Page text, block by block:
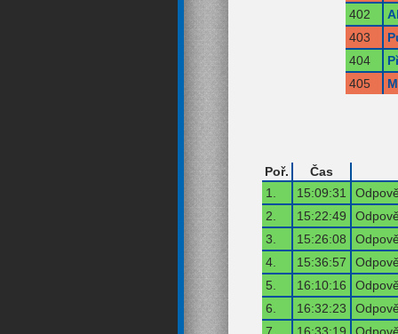
402
403
404
405
Poř.
Čas
1.
15:09:31
2.
15:22:49
3.
15:26:08
4.
15:36:57
5.
16:10:16
6.
16:32:23
7.
16:33:19